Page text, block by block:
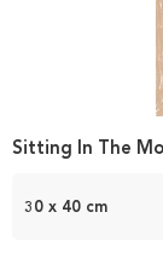
30 x 40 cm
Sitting In The